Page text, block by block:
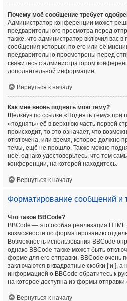
Почему моё сообщение требует
Администратор конференции может
предварительного просмотра перед
также, что администратор включил вас в
сообщения которых, по его или её
предварительно просмотрены перед
свяжитесь с администратором
дополнительной информации.
Вернуться к началу
Как мне вновь поднять мою тему?
Щёлкнув по ссылке «Поднять тему» при
«поднять» её в верхнюю часть первой
происходит, то это означает, что
отключена, или время, которое должно
темы, ещё не прошло. Также можно
неё, однако удостоверьтесь, что тем
конференции, на которой находитесь.
Вернуться к началу
Форматирование сообщений и
Что такое BBCode?
BBCode — это особая реализация
возможности по форматированию
Возможность использования BBCode
однако BBCode также может быть
форме для его отправки. BBCode очень
заключаются в квадратные скобки [ и ], а
информацией о BBCode обратитесь к
на которое доступна из формы
Вернуться к началу